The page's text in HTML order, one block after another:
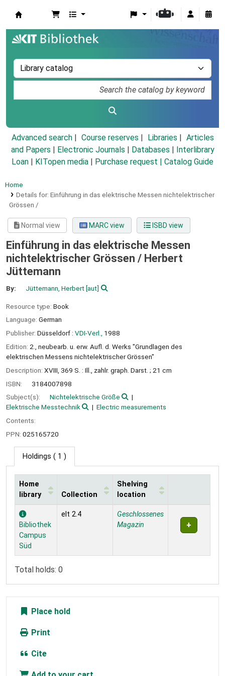
Advanced search Course reserves Libraries
Articles
and Papers
Electronic Journals Databases
Interlibrary
Loan
KITopen media Purchase request | Catalog Guide
Home
Details for: Einführung in das elektrische Messen nichtelektrischer
Grössen /
Normal view MARC view ISBD view
Einführung in das elektrische Messen
nichtelektrischer Grössen / Herbert
Jüttemann
By: Jüttemann, Herbert[aut]
Resource type: Book
Language: German
Publisher: Düsseldorf : VDI-Verl.,
1988
Edition: 2., neubearb. u. erw. Aufl. d. Werks "Grundlagen des
elektrischen Messens nichtelektrischer Grössen"
Description: XVIII, 369 S. : Ill., zahlr. graph. Darst. ; 21 cm
ISBN:
3184007898
Subject(s):
Nichtelektrische Größe
Elektrische Messtechnik
Electric measurements
Contents:
PPN: 025165720
Holdings ( 1 )
Holdings
Home
library
Collection
Shelving
location
Bibliothek
Campus
Süd
elt 2.4
Geschlossenes
Magazin
Total holds: 0
Place hold
Print
Cite